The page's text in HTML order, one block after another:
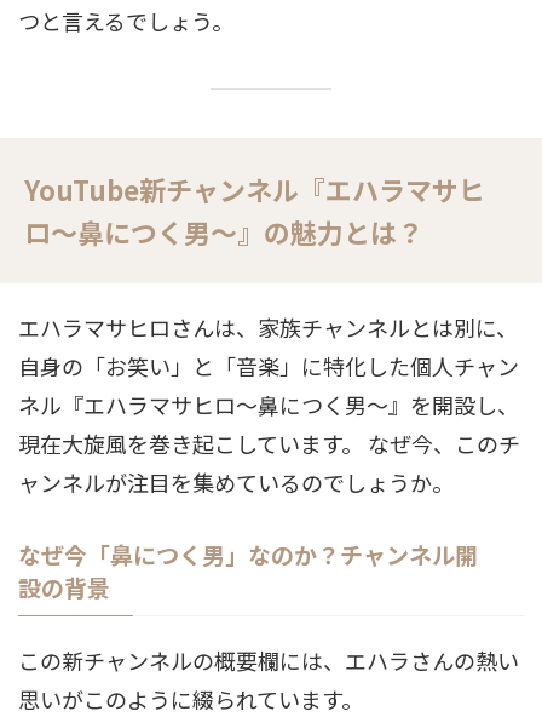
つと言えるでしょう。
YouTube新チャンネル『エハラマサヒ
ロ〜鼻につく男〜』の魅力とは？
エハラマサヒロさんは、家族チャンネルとは別に、
自身の「お笑い」と「音楽」に特化した個人チャン
ネル『エハラマサヒロ〜鼻につく男〜』を開設し、
現在大旋風を巻き起こしています。 なぜ今、このチ
ャンネルが注目を集めているのでしょうか。
なぜ今「鼻につく男」なのか？チャンネル開
設の背景
この新チャンネルの概要欄には、エハラさんの熱い
思いがこのように綴られています。